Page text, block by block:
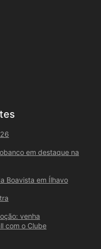
em destaque na
Boavista em Ílhavo
venha
com o Clube